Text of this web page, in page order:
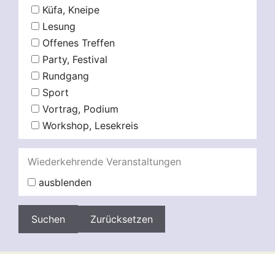
Küfa, Kneipe
Lesung
Offenes Treffen
Party, Festival
Rundgang
Sport
Vortrag, Podium
Workshop, Lesekreis
Wiederkehrende Veranstaltungen
ausblenden
Zurücksetzen